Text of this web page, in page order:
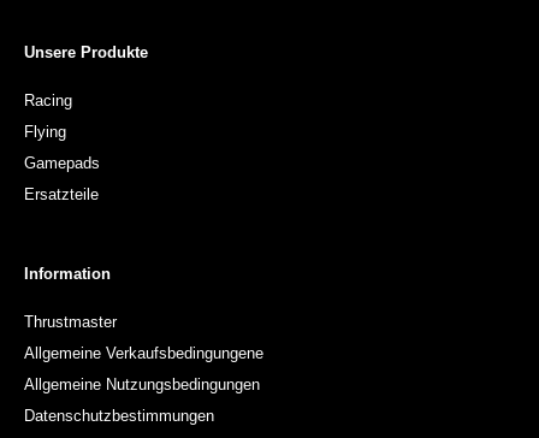
Unsere Produkte
Racing
Flying
Gamepads
Ersatzteile
Information
Thrustmaster
Allgemeine Verkaufsbedingungene
Allgemeine Nutzungsbedingungen
Datenschutzbestimmungen